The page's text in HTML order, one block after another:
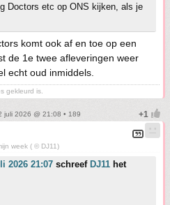
Doctors etc op ONS kijken, als je
komt ook af en toe op een
de 1e twee afleveringen weer
echt oud inmiddels.
gekleurd is.
juli 2026 @ 21:08 • 189
week ( © DJ11)
2026 21:07 schreef DJ11 het